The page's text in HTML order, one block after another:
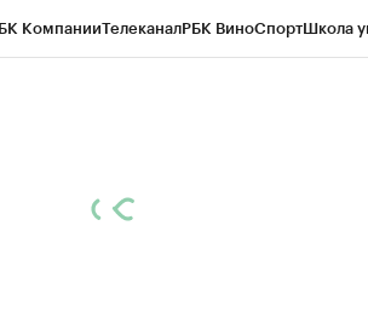
КомпанииТелеканалРБК ВиноСпортШкола